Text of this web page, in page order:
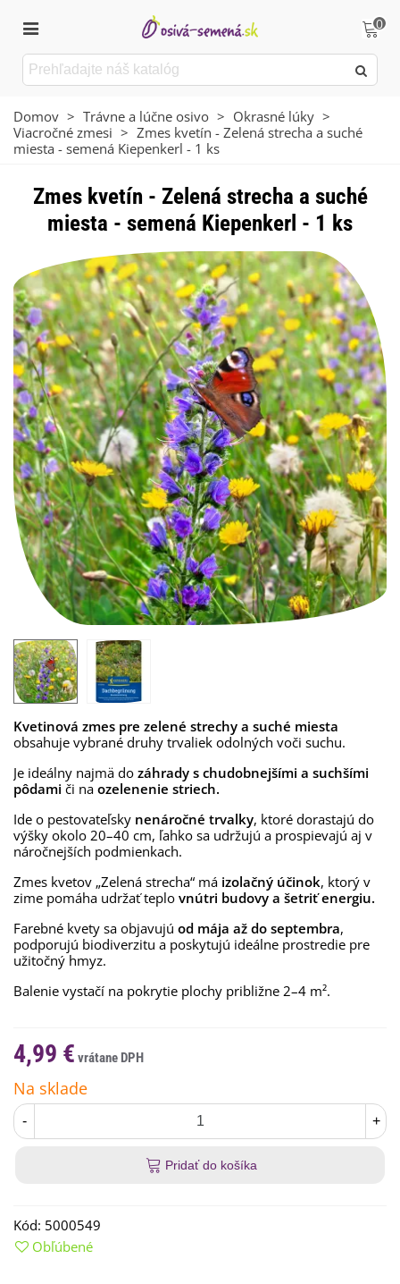
0
Domov > Trávne a lúčne osivo > Okrasné lúky >
Viacročné zmesi > Zmes kvetín - Zelená strecha a suché
miesta - semená Kiepenkerl - 1 ks
Zmes kvetín - Zelená strecha a suché
miesta - semená Kiepenkerl - 1 ks
Kvetinová zmes pre zelené strechy a suché miesta
obsahuje vybrané druhy trvaliek odolných voči suchu.
Je ideálny najmä do záhrady s chudobnejšími a suchšími
pôdami či na ozelenenie striech.
Ide o pestovateľsky nenáročné trvalky, ktoré dorastajú do
výšky okolo 20–40 cm, ľahko sa udržujú a prospievajú aj v
náročnejších podmienkach.
Zmes kvetov „Zelená strecha“ má izolačný účinok, ktorý v
zime pomáha udržať teplo vnútri budovy a šetriť energiu.
Farebné kvety sa objavujú od mája až do septembra,
podporujú biodiverzitu a poskytujú ideálne prostredie pre
užitočný hmyz.
Balenie vystačí na pokrytie plochy približne 2–4 m².
4,99 €
Na sklade
- +
Pridať do košíka
Kód: 5000549
Obľúbené